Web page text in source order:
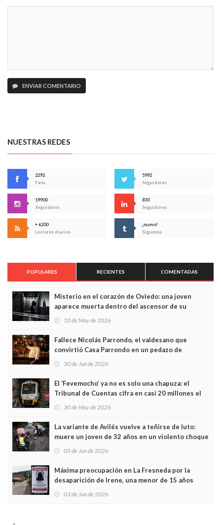
ENVIAR COMENTARIO
NUESTRAS REDES
2292
Fans
5992
Seguidores
19900
Seguidores
830
Seguidores
+ 6200
Lectores diarios
¡nuevo!
Síguenos
POPULARES RECIENTES COMENTADAS
Misterio en el corazón de Oviedo: una joven
aparece muerta dentro del ascensor de su
edificio y las cámaras captan sus últimos minutos
10 de May de 2026
Fallece Nicolás Parrondo, el valdesano que
convirtió Casa Parrondo en un pedazo de
Asturias en Madrid
30 de Jun de 2026
El ‘Fevemocho’ ya no es solo una chapuza: el
Tribunal de Cuentas cifra en casi 20 millones el
sobrecoste de los trenes que no cabían por los
30 de May de 2026
La variante de Avilés vuelve a teñirse de luto:
muere un joven de 32 años en un violento choque
frontal
05 de Jun de 2026
Máxima preocupación en La Fresneda por la
desaparición de Irene, una menor de 15 años
03 de Jun de 2026